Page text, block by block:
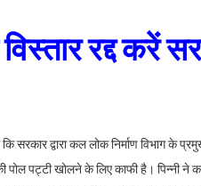
रद्द करें
सरकार द्वारा कल लोक निर्माण विभाग के
पोल पट्टी खोलने के लिए काफी है। पिन्नी ने